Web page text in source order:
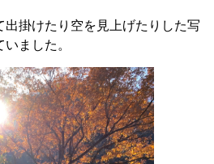
出掛けたり空を見上げたりした写
ました。